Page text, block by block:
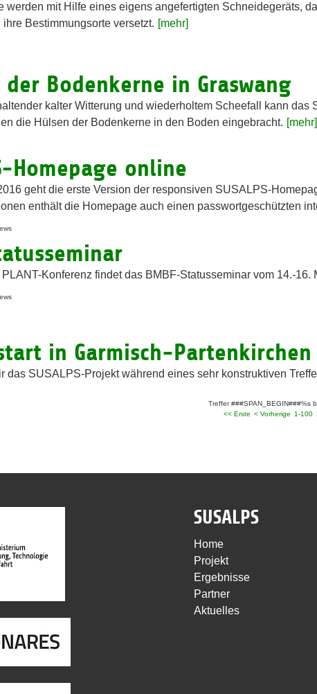
werden mit Hilfe eines eigens angefertigten Schneidegeräts,
Bestimmungsorte versetzt. [mehr]
der Bodenkerne in Graswang
kalter Witterung und wiederholtem Scheefall kann
die Hülsen der Bodenkerne in den Boden eingebracht. [mehr]
Homepage online
geht die erste Version der responsiven SUSALPS-
enthält die Homepage auch einen passwortgeschützten
PLANT-Konferenz findet das BMBF-Statusseminar vom 14.-16.
in Garmisch-Partenkirchen
das SUSALPS-Projekt während eines sehr konstruktiven
Treffer ###SPAN_BEGIN###%s
<< Erste < Vorherige 1-100
SUSALPS
Home
Projekt
Ergebnisse
Partner
Aktuelles